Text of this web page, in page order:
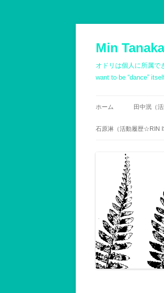
ン
ツ
へ
ス
キ
Min
オドリは個人に所属
want to be “dance”
ホーム 田中泯（
PROFILE
記録1981
記録1991
記録2001
記録2003
記録2005
石原淋（活動履歴☆RIN
PROFILE
石原志保／文書 -斎藤顕